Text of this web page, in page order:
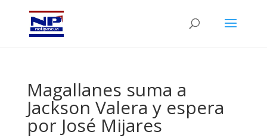
Magallanes suma a
Jackson Valera y espera
por José Mijares